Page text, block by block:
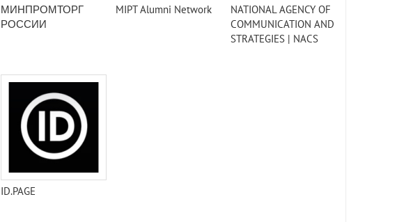
МИНПРОМТОРГ
РОССИИ
MIPT Alumni Network
NATIONAL AGENCY OF
COMMUNICATION AND
STRATEGIES | NACS
ID.PAGE